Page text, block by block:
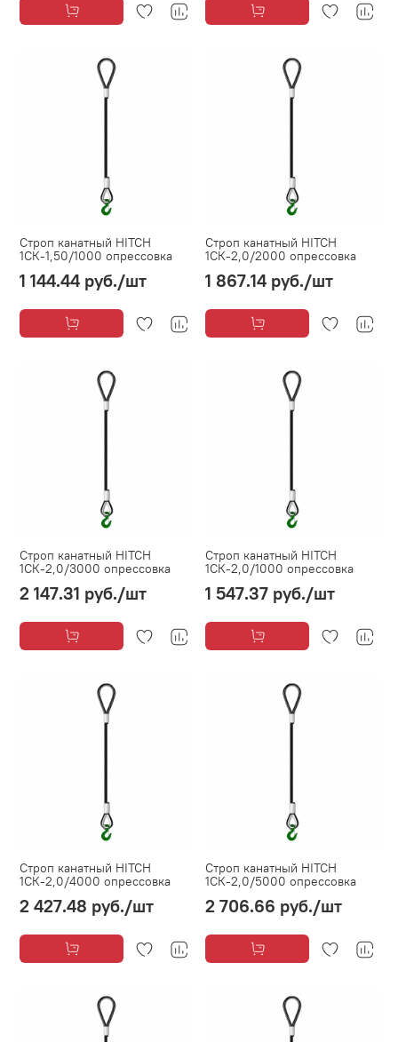
Строп канатный HITCH
1СК-1,50/1000 опрессовка
1 144.44 руб./шт
Строп канатный HITCH
1СК-2,0/2000 опрессовка
1 867.14 руб./шт
Строп канатный HITCH
1СК-2,0/3000 опрессовка
2 147.31 руб./шт
Строп канатный HITCH
1СК-2,0/1000 опрессовка
1 547.37 руб./шт
Строп канатный HITCH
1СК-2,0/4000 опрессовка
2 427.48 руб./шт
Строп канатный HITCH
1СК-2,0/5000 опрессовка
2 706.66 руб./шт